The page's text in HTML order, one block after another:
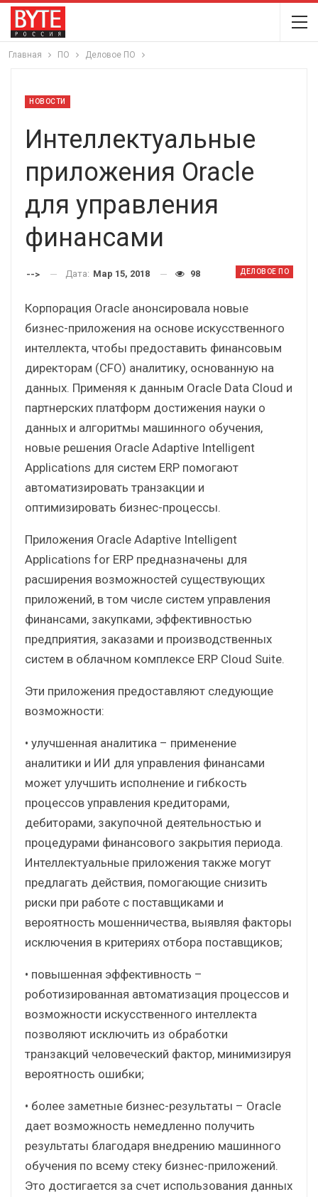
Главная ПО Деловое ПО
НОВОСТИ
Интеллектуальные
приложения Oracle
для управления
финансами
ДЕЛОВОЕ ПО
--> Дата: Мар 15, 2018 98
Корпорация Oracle анонсировала новые
бизнес-приложения на основе искусственного
интеллекта, чтобы предоставить финансовым
директорам (CFO) аналитику, основанную на
данных. Применяя к данным Oracle Data Cloud и
партнерских платформ достижения науки о
данных и алгоритмы машинного обучения,
новые решения Oracle Adaptive Intelligent
Applications для систем ERP помогают
автоматизировать транзакции и
оптимизировать бизнес-процессы.
Приложения Oracle Adaptive Intelligent
Applications for ERP предназначены для
расширения возможностей существующих
приложений, в том числе систем управления
финансами, закупками, эффективностью
предприятия, заказами и производственных
систем в облачном комплексе ERP Cloud Suite.
Эти приложения предоставляют следующие
возможности:
• улучшенная аналитика – применение
аналитики и ИИ для управления финансами
может улучшить исполнение и гибкость
процессов управления кредиторами,
дебиторами, закупочной деятельностью и
процедурами финансового закрытия периода.
Интеллектуальные приложения также могут
предлагать действия, помогающие снизить
риски при работе с поставщиками и
вероятность мошенничества, выявляя факторы
исключения в критериях отбора поставщиков;
• повышенная эффективность –
роботизированная автоматизация процессов и
возможности искусственного интеллекта
позволяют исключить из обработки
транзакций человеческий фактор, минимизируя
вероятность ошибки;
• более заметные бизнес-результаты – Oracle
дает возможность немедленно получить
результаты благодаря внедрению машинного
обучения по всему стеку бизнес-приложений.
Это достигается за счет использования данных